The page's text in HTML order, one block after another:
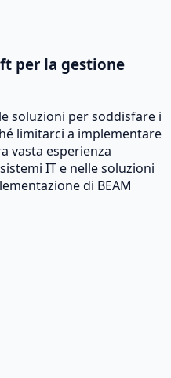
per la gestione
soluzioni per soddisfare i
limitarci a implementare
vasta esperienza
IT e nelle soluzioni
di BEAM